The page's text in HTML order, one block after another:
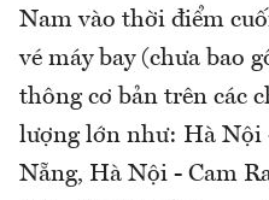
Nam vào thời điểm
vé máy bay (chưa bao
thông cơ bản trên các
lượng lớn như: Hà
Nẵng, Hà Nội - Cam